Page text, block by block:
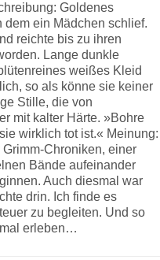
Goldenes
ein Mädchen schlief.
reichte bis zu ihren
Lange dunkle
weißes Kleid
so als könne sie keiner
Stille, die von
mit kalter Härte. »Bohre
wirklich tot ist.« Meinung:
Grimm-Chroniken, einer
Bände aufeinander
Auch diesmal war
drin. Ich finde es
zu begleiten. Und so
erleben…